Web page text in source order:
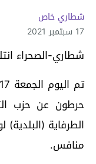
شطاري خاص
17 سبتمبر 2021
شطاري-الصحراء
حرطون عن حزب
الطرفاية
منافس.